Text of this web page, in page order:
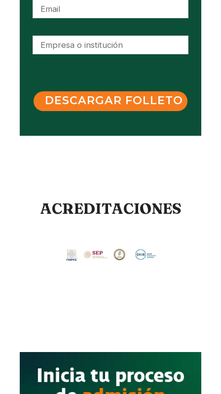
DESCARGAR FOLLETO
ACREDITACIONES